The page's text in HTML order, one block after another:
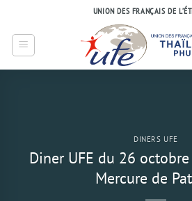
contenu
UNION DES FRANÇAIS DE
DINERS UFE
Diner UFE du 26
Mercure de